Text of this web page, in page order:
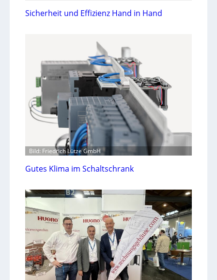
Sicherheit und Effizienz Hand in Hand
Bild: Friedrich Lütze GmbH
Gutes Klima im Schaltschrank